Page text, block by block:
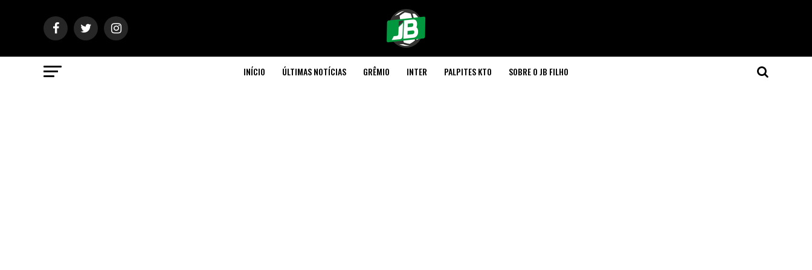
INÍCIO ÚLTIMAS NOTÍCIAS GRÊMIO INTER PALPITES KTO SOBRE O JB FILHO